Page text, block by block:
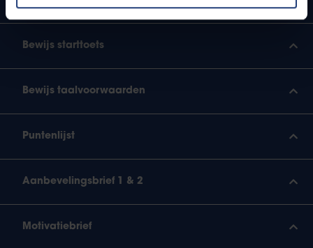
Bewijs starttoets
Bewijs taalvoorwaarden
Puntenlijst
Aanbevelingsbrief 1 & 2
Motivatiebrief